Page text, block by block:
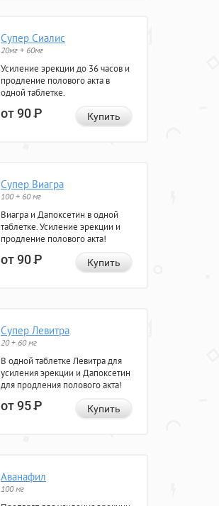
Супер Сиалис
20мг + 60мг
Усиление эрекции до 36 часов и
продление полового акта в
одной таблетке.
от 90Р Купить
Супер Виагра
100 + 60 мг
Виагра и Дапоксетин в одной
таблетке. Усиление эрекции и
продление полового акта!
от 90Р Купить
Супер Левитра
20 + 60 мг
В одной таблетке Левитра для
усиления эрекции и Дапоксетин
для продления полового акта!
от 95Р Купить
Аванафил
100 мг